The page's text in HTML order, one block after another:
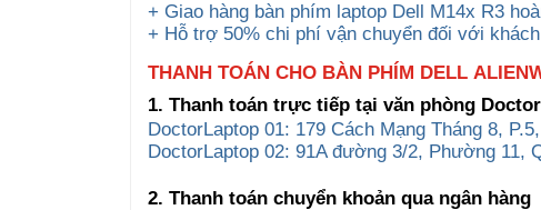
+ Giao hàng bàn phím laptop Dell M14x R3
+ Hỗ trợ 50% chi phí vận chuyển đối với
THANH TOÁN CHO BÀN PHÍM DELL
1. Thanh toán trực tiếp tại văn phòng
DoctorLaptop 01: 179 Cách Mạng Tháng 8,
DoctorLaptop 02: 91A đường 3/2, Phường 11,
2. Thanh toán chuyển khoản qua ngân hàng